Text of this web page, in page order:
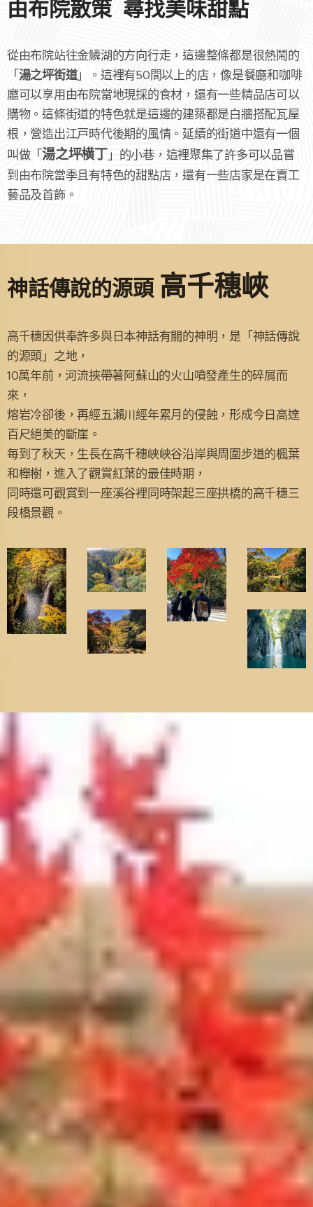
由布院散策 尋找美味甜點
從由布院站往金鱗湖的方向行走，這邊整條都是很熱鬧的
「湯之坪街道」。這裡有50間以上的店，像是餐廳和咖啡
廳可以享用由布院當地現採的食材，還有一些精品店可以
購物。這條街道的特色就是這邊的建築都是白牆搭配瓦屋
根，營造出江戸時代後期的風情。延續的街道中還有一個
叫做「湯之坪横丁」的小巷，這裡聚集了許多可以品嘗
到由布院當季且有特色的甜點店，還有一些店家是在賣工
藝品及首飾。
神話傳說的源頭 高千穗峽
高千穗因供奉許多與日本神話有關的神明，是「神話傳說
的源頭」之地，
10萬年前，河流挾帶著阿蘇山的火山噴發產生的碎屑而
來，
熔岩冷卻後，再經五瀨川經年累月的侵蝕，形成今日高達
百尺絕美的斷崖。
每到了秋天，生長在高千穗峽峽谷沿岸與周圍步道的楓葉
和櫸樹，進入了觀賞紅葉的最佳時期，
同時還可觀賞到一座溪谷裡同時架起三座拱橋的高千穗三
段橋景觀。